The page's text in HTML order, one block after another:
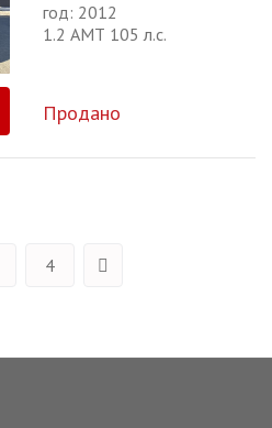
год: 2012
1.2 АМТ 105 л.с.
Продано
4